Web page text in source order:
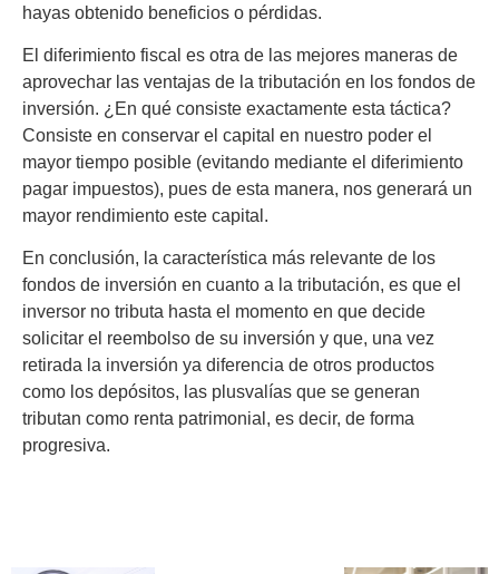
hayas obtenido beneficios o pérdidas.
El diferimiento fiscal es otra de las mejores maneras de
aprovechar las ventajas de la tributación en los fondos de
inversión. ¿En qué consiste exactamente esta táctica?
Consiste en conservar el capital en nuestro poder el
mayor tiempo posible (evitando mediante el diferimiento
pagar impuestos), pues de esta manera, nos generará un
mayor rendimiento este capital.
En conclusión, la característica más relevante de los
fondos de inversión en cuanto a la tributación, es que el
inversor no tributa hasta el momento en que decide
solicitar el reembolso de su inversión y que, una vez
retirada la inversión ya diferencia de otros productos
como los depósitos, las plusvalías que se generan
tributan como renta patrimonial, es decir, de forma
progresiva.